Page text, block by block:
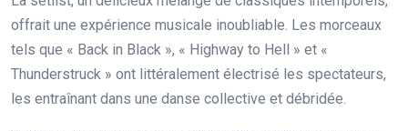
offrait une expérience musicale inoubliable. Les morceaux
tels que « Back in Black », « Highway to Hell » et «
Thunderstruck » ont littéralement électrisé les spectateurs,
les entraînant dans une danse collective et débridée.